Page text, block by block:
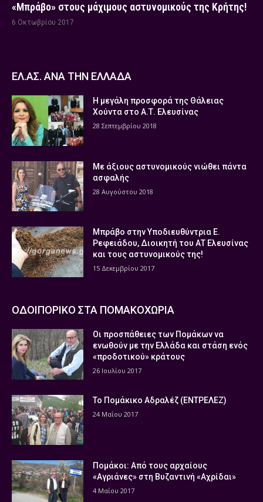
«Μπράβο» στους μάχιμους αστυνομικούς της Κρήτης!
6 Οκτωβρίου 2017
ΕΛ.ΑΣ. ΑΝΑ ΤΗΝ ΕΛΛΑΔΑ
Η μεγάλη προσφορά της Θάλειας
Χούντα στο Α.Τ. Ελευσίνας
28 Σεπτεμβρίου 2018
Με άξιους αστυνομικούς νιώθει πάντα
ασφαλής
28 Αυγούστου 2018
Μπράβο στην Υποδιευθύντρια Ε.
Ρεφειάδου, Διοικητή του ΑΤ Ελευσίνας
και τους αστυνομικούς της!
15 Δεκεμβρίου 2017
ΟΔΟΙΠΟΡΙΚΟ ΣΤΑ ΠΟΜΑΚΟΧΩΡΙΑ
Οι προσπάθειες των Πομάκων να
ενωθούν με την Ελλάδα και στάση ενός
«προδοτικού» κράτους
26 Ιουλίου 2017
Το Πομάκικο Αδραλέζ (ΕΝΤΡΕΛΕΖ)
24 Μαΐου 2017
Πομάκοι: Από τους αρχαίους
«Αγριάνες» στη Βυζαντινή «Αχρίδαι»
4 Μαΐου 2017